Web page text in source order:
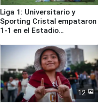
Liga 1: Universitario y
Sporting Cristal empataron
1-1 en el Estadio
12